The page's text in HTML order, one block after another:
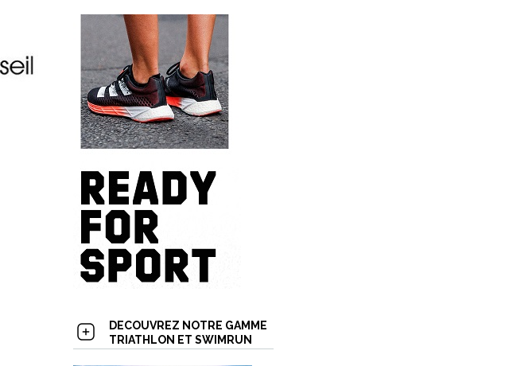
DECOUVREZ NOTRE GAMME
TRIATHLON ET SWIMRUN